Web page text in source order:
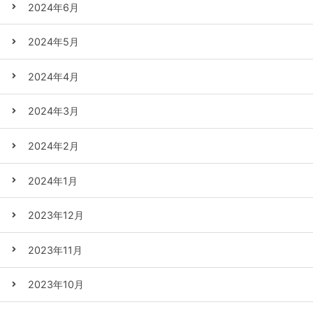
2024年6月
2024年5月
2024年4月
2024年3月
2024年2月
2024年1月
2023年12月
2023年11月
2023年10月